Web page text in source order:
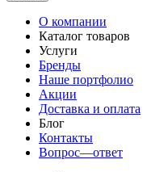
О компании
Каталог товаров
Услуги
Бренды
Наше портфолио
Акции
Доставка и оплата
Блог
Контакты
Вопрос—ответ